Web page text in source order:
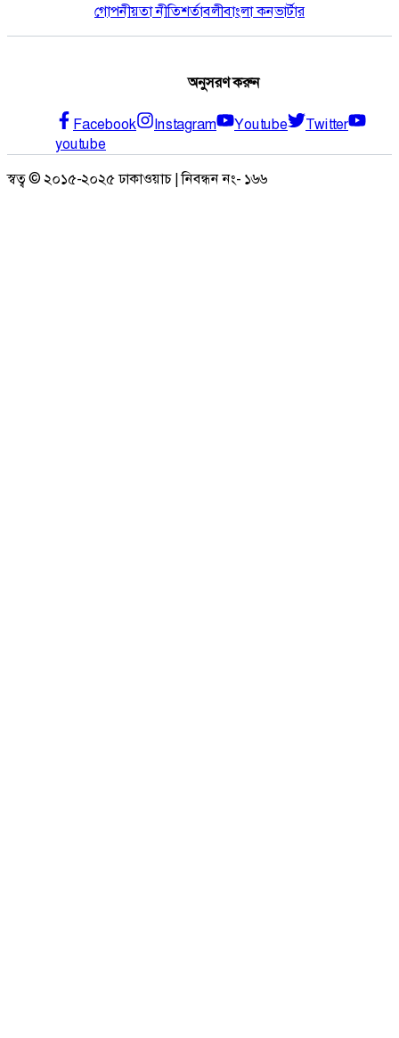
গোপনীয়তা নীতিশর্তাবলীবাংলা কনভার্টার
অনুসরণ করুন
Facebook Instagram Youtube
Twitter
youtube
স্বত্ব © ২০১৫-২০২৫ ঢাকাওয়াচ | নিবন্ধন নং- ১৬৬